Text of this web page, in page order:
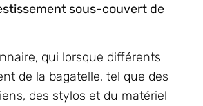
sous-couvert de
qui lorsque différents
de la bagatelle, tel que des
des stylos et du matériel